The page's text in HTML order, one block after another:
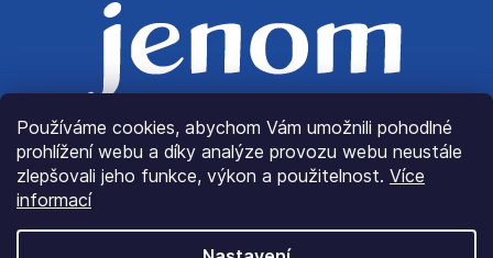
Používáme cookies, abychom Vám umožnili pohodlné
prohlížení webu a díky analýze provozu webu neustále
zlepšovali jeho funkce, výkon a použitelnost. Více
informací